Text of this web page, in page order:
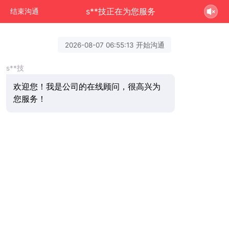
结束沟通 s**技正在为您服务
2026-08-07 06:55:13 开始沟通
s**技
欢迎您！我是公司的在线顾问，很高兴为
您服务！